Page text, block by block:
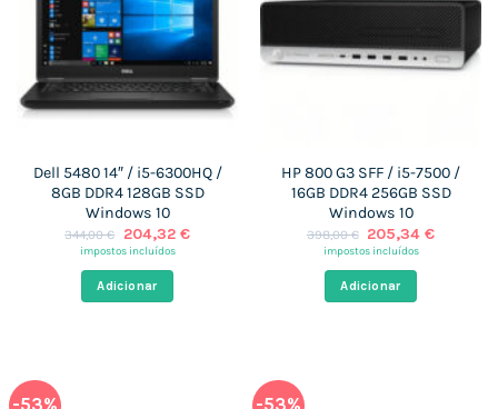
Dell 5480 14″ / i5-6300HQ /
8GB DDR4 128GB SSD
Windows 10
344,00€
O
preço
era:
344,00 €.
204,32 €O
impostos incluídos
Adicionar
HP 800 G3 SFF / i5-7500 /
16GB DDR4 256GB SSD
Windows 10
398,00€ O
preço
era:
398,00 €.
205,34€O
impostos incluídos
Adicionar